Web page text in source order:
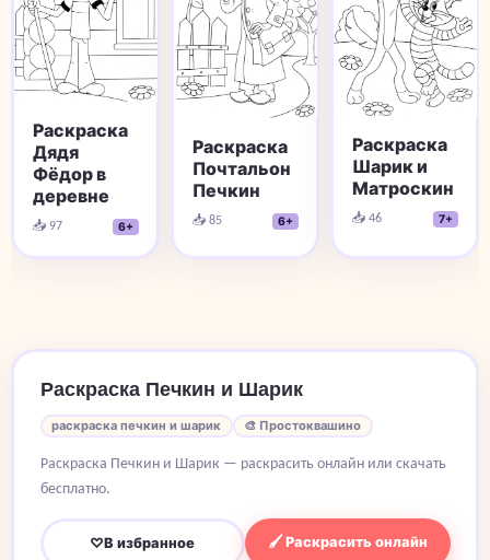
Раскраска
Дядя
Фёдор в
деревне
📥 97 6+
Раскраска
Почтальон
Печкин
📥 85 6+
Раскраска
Шарик и
Матроскин
📥 46 7+
Раскраска Печкин и Шарик
раскраска печкин и шарик 🎨 Простоквашино
Раскраска Печкин и Шарик — раскрасить онлайн или скачать
бесплатно.
♡В избранное 🖌 Раскрасить онлайн